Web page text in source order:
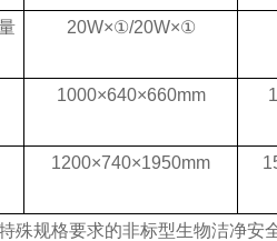
20W×①/20W×①
1000×640×660mm
1200×740×1950mm
殊规格要求的非标型生物洁净安